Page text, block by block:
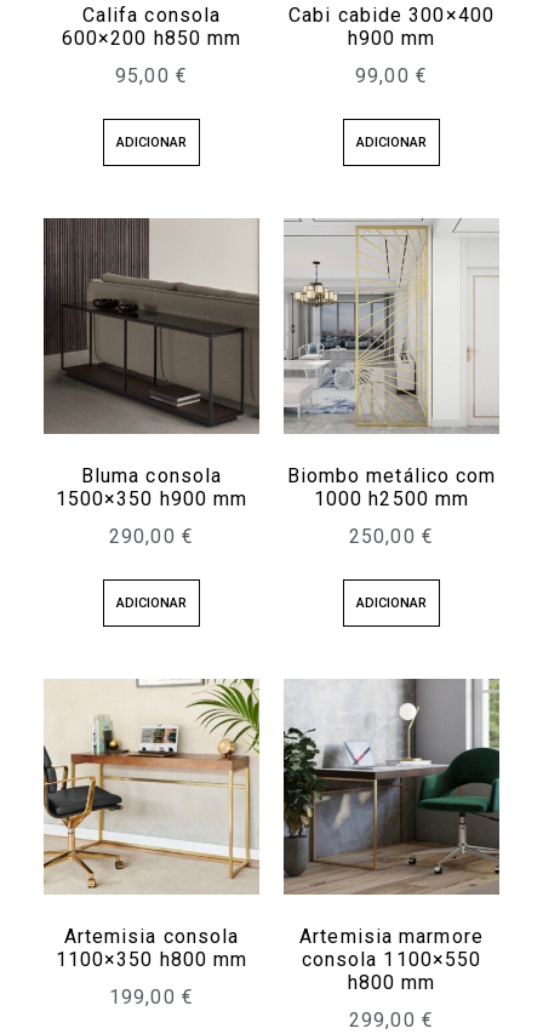
Califa consola
600×200 h850 mm
95,00 €
ADICIONAR
Cabi cabide 300×400
h900 mm
99,00 €
ADICIONAR
Bluma consola
1500×350 h900 mm
290,00 €
ADICIONAR
Biombo metálico com
1000 h2500 mm
250,00 €
ADICIONAR
Artemisia consola
1100×350 h800 mm
199,00 €
Artemisia marmore
consola 1100×550
h800 mm
299,00 €